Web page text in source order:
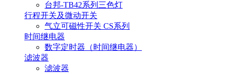
台邦-TB42系列三色灯
行程开关及微动开关
气立可磁性开关 CS系列
时间继电器
数字定时器（时间继电器）
滤波器
滤波器